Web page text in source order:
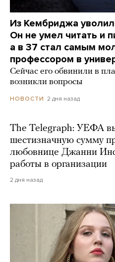
Из Кембриджа
Он не умел читать и
а в 37 стал самым
профессором в
Сейчас его обвинили в
возникли вопросы
НОВОСТИ 2 дня назад
The Telegraph: УЕФА
шестизначную сумму
любовнице Джанни
работы в организации
2 дня назад